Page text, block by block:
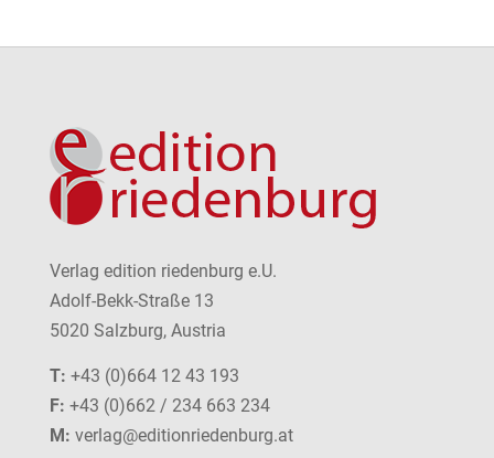
Verlag edition riedenburg e.U.
Adolf-Bekk-Straße 13
5020 Salzburg, Austria
T: +43 (0)664 12 43 193
F: +43 (0)662 / 234 663 234
M: verlag@editionriedenburg.at